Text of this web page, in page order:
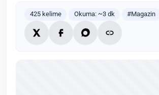
425 kelime Okuma: ~3 dk #Magazin